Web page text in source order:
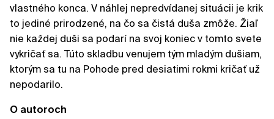
vlastného konca. V náhlej nepredvídanej situácii je krik
to jediné prirodzené, na čo sa čistá duša zmôže. Žiaľ
nie každej duši sa podarí na svoj koniec v tomto svete
vykričať sa. Túto skladbu venujem tým mladým dušiam,
ktorým sa tu na Pohode pred desiatimi rokmi kričať už
nepodarilo.
O autoroch